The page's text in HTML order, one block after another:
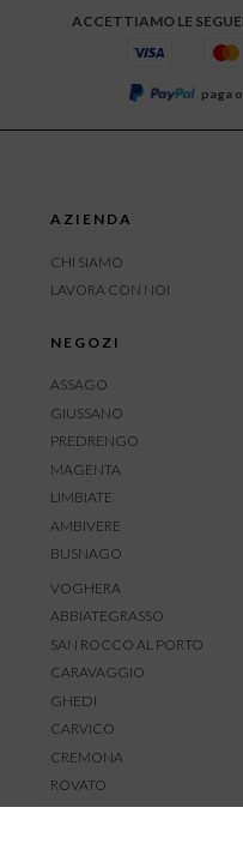
ACCETTIAMO LE
paga
AZIENDA
CHI SIAMO
LAVORA CON NOI
NEGOZI
ASSAGO
GIUSSANO
PREDRENGO
MAGENTA
LIMBIATE
AMBIVERE
BUSNAGO
VOGHERA
ABBIATEGRASSO
SAN ROCCO AL PORTO
CARAVAGGIO
GHEDI
CARVICO
CREMONA
ROVATO